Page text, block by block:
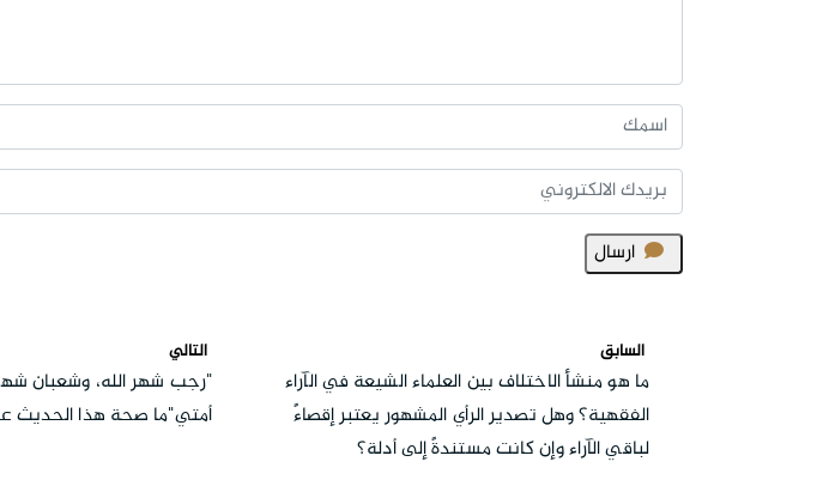
ارسال
السابق
ما هو منشأ الاختلاف بين العلماء الشيعة في الآراء
الفقهية؟ وهل تصدير الرأي المشهور يعتبر إقصاءً
لباقي الآراء وإن كانت مستندةً إلى أدلة؟
التالي
"رجب شهر الله، وشعبان
أمتي"ما صحة هذا الحديث